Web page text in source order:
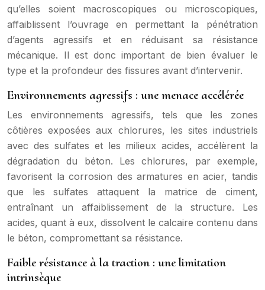
qu’elles soient macroscopiques ou microscopiques,
affaiblissent l’ouvrage en permettant la pénétration
d’agents agressifs et en réduisant sa résistance
mécanique. Il est donc important de bien évaluer le
type et la profondeur des fissures avant d’intervenir.
Environnements agressifs : une menace accélérée
Les environnements agressifs, tels que les zones
côtières exposées aux chlorures, les sites industriels
avec des sulfates et les milieux acides, accélèrent la
dégradation du béton. Les chlorures, par exemple,
favorisent la corrosion des armatures en acier, tandis
que les sulfates attaquent la matrice de ciment,
entraînant un affaiblissement de la structure. Les
acides, quant à eux, dissolvent le calcaire contenu dans
le béton, compromettant sa résistance.
Faible résistance à la traction : une limitation
intrinsèque